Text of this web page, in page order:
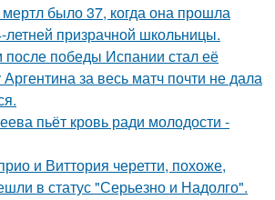
было 37, когда она прошла
летней призрачной школьницы.
победы Испании стал её
за весь матч почти не дала
пьёт кровь ради молодости -
и Виттория черетти, похоже,
в статус "Серьезно и Надолго".